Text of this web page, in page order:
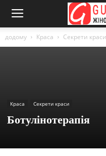
додому Краса Секрети краси
Краса Секрети краси
Ботулінотерапія